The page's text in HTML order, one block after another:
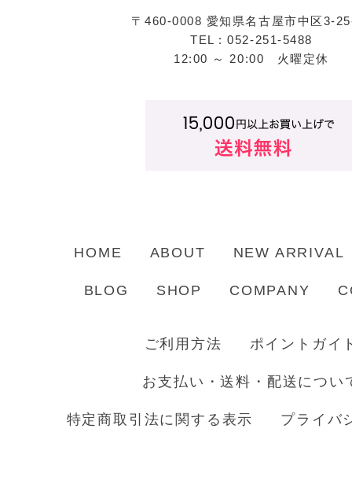
〒460-0008 愛知県名古屋市中区3-
TEL : 052-251-5488
12:00 ～ 20:00 火曜定休
HOME ABOUT NEW ARRIVAL
BLOG SHOP COMPANY
ご利用方法 ポイントガイ
お支払い・送料・配送につい
特定商取引法に関する表示 プライバ